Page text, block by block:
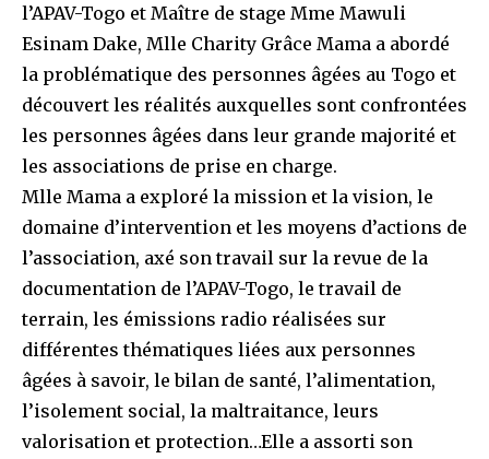
l’APAV-Togo et Maître de stage Mme Mawuli
Esinam Dake, Mlle Charity Grâce Mama a abordé
la problématique des personnes âgées au Togo et
découvert les réalités auxquelles sont confrontées
les personnes âgées dans leur grande majorité et
les associations de prise en charge.
Mlle Mama a exploré la mission et la vision, le
domaine d’intervention et les moyens d’actions de
l’association, axé son travail sur la revue de la
documentation de l’APAV-Togo, le travail de
terrain, les émissions radio réalisées sur
différentes thématiques liées aux personnes
âgées à savoir, le bilan de santé, l’alimentation,
l’isolement social, la maltraitance, leurs
valorisation et protection…Elle a assorti son